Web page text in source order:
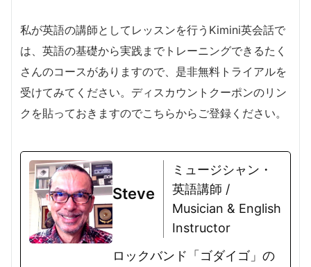
私が英語の講師としてレッスンを行うKimini英会話で
は、英語の基礎から実践までトレーニングできるたく
さんのコースがありますので、是非無料トライアルを
受けてみてください。ディスカウントクーポンのリン
クを貼っておきますのでこちらからご登録ください。
Steve
ミュージシャン・
英語講師 /
Musician & English
Instructor
ロックバンド「ゴダイゴ」の